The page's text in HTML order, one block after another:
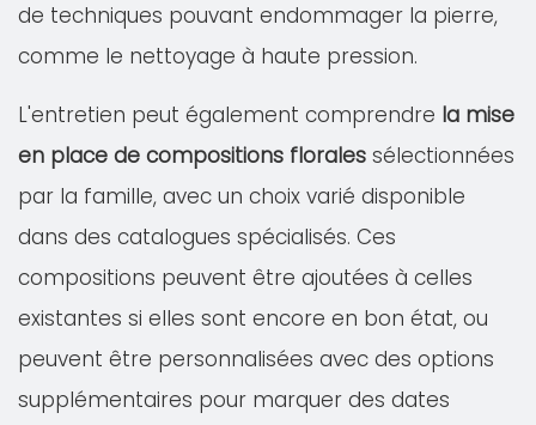
de techniques pouvant endommager la pierre,
comme le nettoyage à haute pression.
L'entretien peut également comprendre la mise
en place de compositions florales sélectionnées
par la famille, avec un choix varié disponible
dans des catalogues spécialisés. Ces
compositions peuvent être ajoutées à celles
existantes si elles sont encore en bon état, ou
peuvent être personnalisées avec des options
supplémentaires pour marquer des dates